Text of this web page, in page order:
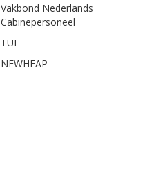
Vakbond Nederlands
Cabinepersoneel
TUI
NEWHEAP